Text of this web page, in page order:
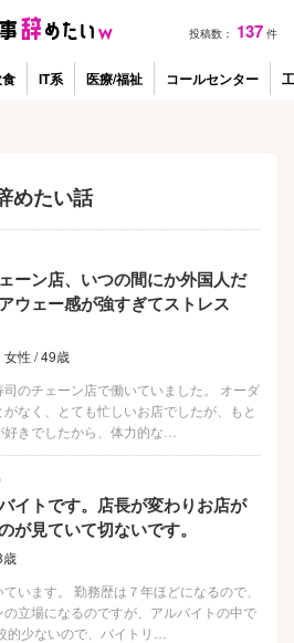
投稿数： 137 件
IT系 医療/福祉 コールセンター
めたい話
ーン店、いつの間にか外国人だ
ウェー感が強すぎてストレス
女性 / 49歳
のチェーン店で働いていました。 オーダ
なく、とても忙しいお店でしたが、もと
きでしたから、体力的な…
イトです。店長が変わりお店が
が見ていて切ないです。
歳
います。 勤務歴は７年ほどになるので、
立場になるのですが、アルバイトの中で
的少ないので、バイトリ…